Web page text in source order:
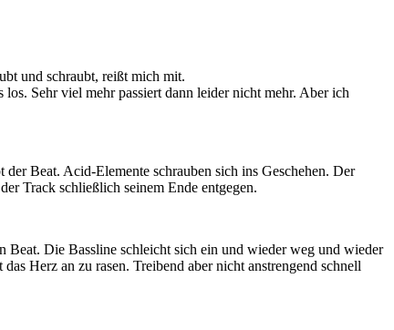
und schraubt, reißt mich mit.
Sehr viel mehr passiert dann leider nicht mehr. Aber ich
Beat. Acid-Elemente schrauben sich ins Geschehen. Der
Track schließlich seinem Ende entgegen.
Die Bassline schleicht sich ein und wieder weg und wieder
Herz an zu rasen. Treibend aber nicht anstrengend schnell